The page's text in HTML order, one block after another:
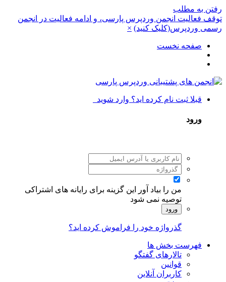
رفتن به مطلب
توقف فعالیت انجمن وردپرس پارسی، و ادامه فعالیت در انجمن
رسمی وردپرس(کلیک کنید) ×
صفحه نخست
قبلا ثبت نام کرده اید؟ وارد شوید
ورود
من را بیاد آور
این گزینه برای رایانه های اشتراکی
توصیه نمی شود
ورود
گذرواژه خود را فراموش کرده اید؟
فهرست بخش ها
تالارهای گفتگو
قوانین
کاربران آنلاین